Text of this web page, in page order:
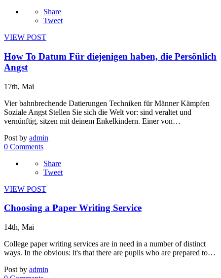
Share
Tweet
VIEW POST
How To Datum Für diejenigen haben, die Persönlich
Angst
17th, Mai
Vier bahnbrechende Datierungen Techniken für Männer Kämpfen
Soziale Angst Stellen Sie sich die Welt vor: sind veraltet und
vernünftig, sitzen mit deinem Enkelkindern. Einer von…
Post by admin
0 Comments
Share
Tweet
VIEW POST
Choosing a Paper Writing Service
14th, Mai
College paper writing services are in need in a number of distinct
ways. In the obvious: it's that there are pupils who are prepared to…
Post by admin